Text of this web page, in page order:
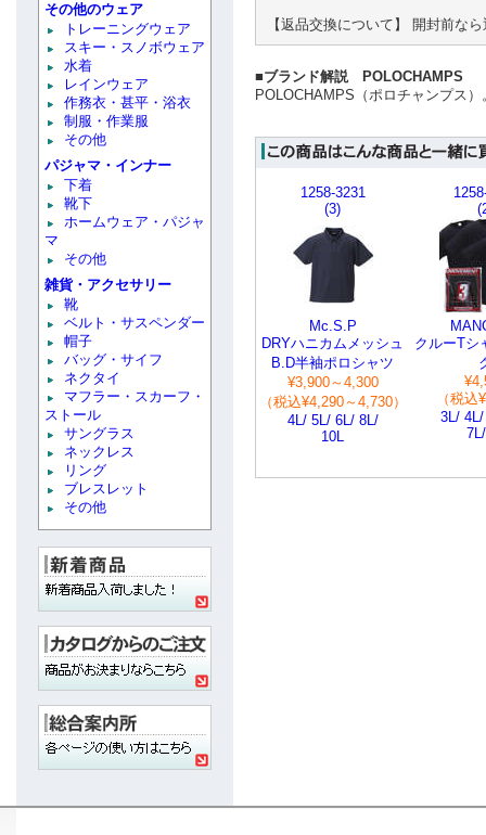
【返品交換について】 開封前な
■ブランド解説 POLOCHAMPS
POLOCHAMPS（ポロチャンプス）
1258-3231
(3)
Mc.S.P
DRYハニカムメッシュ
B.D半袖ポロシャツ
¥3,900～4,300
（税込¥4,290～4,730）
4L/ 5L/ 6L/ 8L/
10L
クルーTシ
（税込
3L/
その他のウェア
トレーニングウェア
スキー・スノボウェア
水着
レインウェア
作務衣・甚平・浴衣
制服・作業服
その他
パジャマ・インナー
下着
靴下
ホームウェア・パジャ
マ
その他
雑貨・アクセサリー
靴
ベルト・サスペンダー
帽子
バッグ・サイフ
ネクタイ
マフラー・スカーフ・
ストール
サングラス
ネックレス
リング
ブレスレット
その他